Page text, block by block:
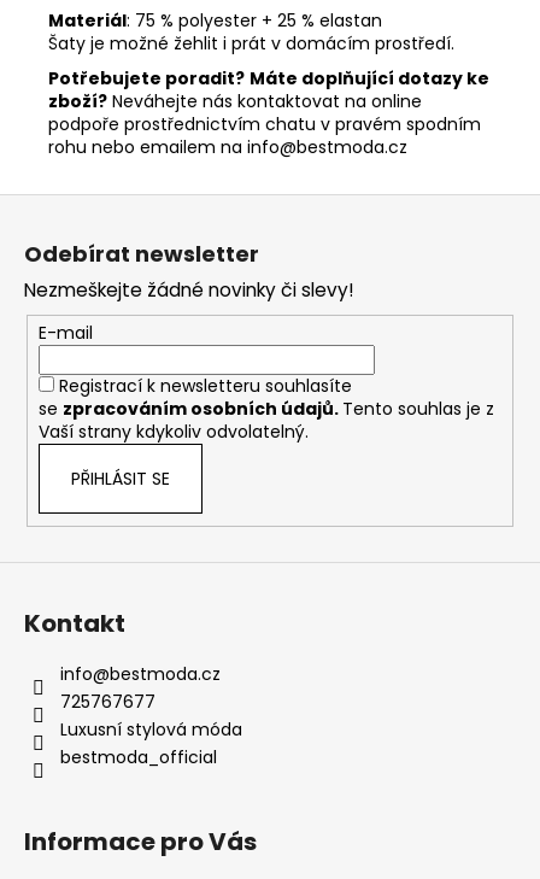
Materiál: 75 % polyester + 25 % elastan
Šaty je možné žehlit i prát v domácím prostředí.
Potřebujete poradit? Máte doplňující dotazy ke
zboží? Neváhejte nás kontaktovat na online
podpoře prostřednictvím chatu v pravém spodním
rohu nebo emailem na info@bestmoda.cz
Odebírat newsletter
Nezmeškejte žádné novinky či slevy!
E-mail
Registrací k newsletteru souhlasíte
se zpracováním osobních údajů. Tento souhlas je z
Vaší strany kdykoliv odvolatelný.
PŘIHLÁSIT SE
Kontakt
info@bestmoda.cz
725767677
Luxusní stylová móda
bestmoda_official
Informace pro Vás